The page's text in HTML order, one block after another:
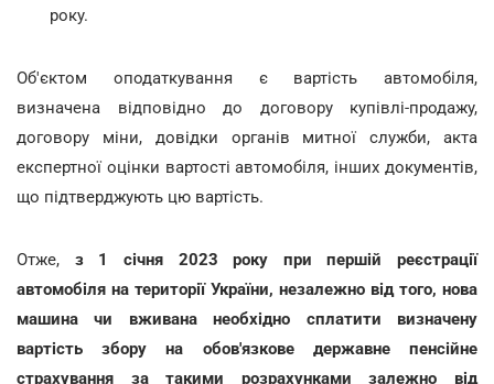
року.
Об'єктом оподаткування є вартість автомобіля,
визначена відповідно до договору купівлі-продажу,
договору міни, довідки органів митної служби, акта
експертної оцінки вартості автомобіля, інших документів,
що підтверджують цю вартість.
Отже, з 1 січня 2023 року при першій реєстрації
автомобіля на території України, незалежно від того, нова
машина чи вживана необхідно сплатити визначену
вартість збору на обов'язкове державне пенсійне
страхування за такими розрахунками залежно від